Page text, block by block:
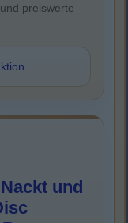
preiswerte
und